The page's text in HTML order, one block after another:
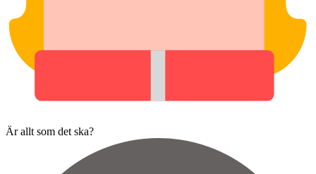
Är allt som det ska?